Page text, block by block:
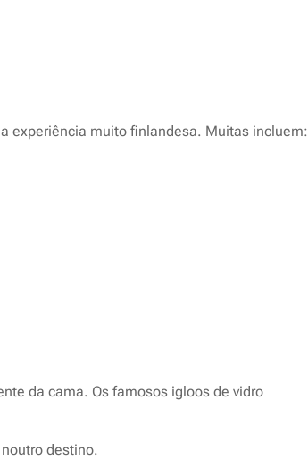
experiência muito finlandesa. Muitas incluem:
da cama. Os famosos igloos de vidro
destino.